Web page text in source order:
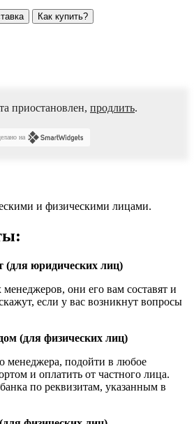
Как купить?
приостановлен, продлить.
на
и физическими лицами.
(для юридических лиц)
они его вам составят и
если у вас возникнут вопросы
(для физических лиц)
менеджера, подойти в любое
и оплатить от частного лица.
по реквизитам, указанным в